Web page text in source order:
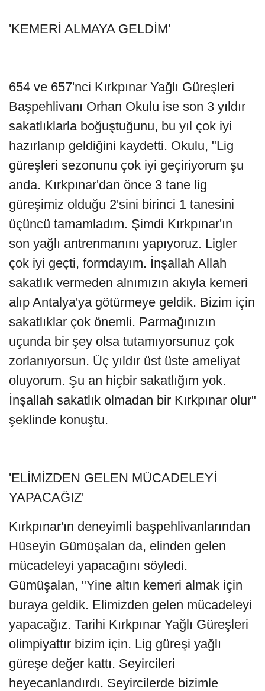
'KEMERİ ALMAYA GELDİM'
654 ve 657'nci Kırkpınar Yağlı Güreşleri
Başpehlivanı Orhan Okulu ise son 3 yıldır
sakatlıklarla boğuştuğunu, bu yıl çok iyi
hazırlanıp geldiğini kaydetti. Okulu, "Lig
güreşleri sezonunu çok iyi geçiriyorum şu
anda. Kırkpınar'dan önce 3 tane lig
güreşimiz olduğu 2'sini birinci 1 tanesini
üçüncü tamamladım. Şimdi Kırkpınar'ın
son yağlı antrenmanını yapıyoruz. Ligler
çok iyi geçti, formdayım. İnşallah Allah
sakatlık vermeden alnımızın akıyla kemeri
alıp Antalya'ya götürmeye geldik. Bizim için
sakatlıklar çok önemli. Parmağınızın
uçunda bir şey olsa tutamıyorsunuz çok
zorlanıyorsun. Üç yıldır üst üste ameliyat
oluyorum. Şu an hiçbir sakatlığım yok.
İnşallah sakatlık olmadan bir Kırkpınar olur"
şeklinde konuştu.
'ELİMİZDEN GELEN MÜCADELEYİ
YAPACAĞIZ'
Kırkpınar'ın deneyimli başpehlivanlarından
Hüseyin Gümüşalan da, elinden gelen
mücadeleyi yapacağını söyledi.
Gümüşalan, "Yine altın kemeri almak için
buraya geldik. Elimizden gelen mücadeleyi
yapacağız. Tarihi Kırkpınar Yağlı Güreşleri
olimpiyattır bizim için. Lig güreşi yağlı
güreşe değer kattı. Seyircileri
heyecanlandırdı. Seyircilerde bizimle